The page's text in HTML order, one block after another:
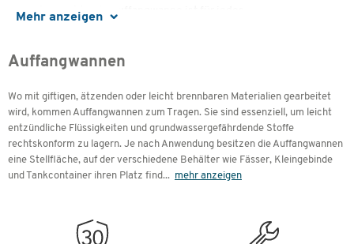
Mehr anzeigen
Aber nicht jede Auffangwanne ist für jedes
oder Auffahrrampe: der Typ und die Größe der
Ihre zu lagernden Behälter abgestimmt werden.
In diesem Produktberater erklären wir Ihnen, worauf Sie
achten müssen.
Inhalte:
Wann sind Auffangwannen erforderlich?
Auffangwannen
Wo mit giftigen, ätzenden oder leicht brennbaren Materialien gearbeitet
wird, kommen Auffangwannen zum Tragen. Sie sind essenziell, um leicht
entzündliche Flüssigkeiten und grundwassergefährdende Stoffe
rechtskonform zu lagern. Je nach Anwendung besitzen die Auffangwannen
eine Stellfläche, auf der verschiedene Behälter wie Fässer, Kleingebinde
und Tankcontainer ihren Platz find... mehr anzeigen